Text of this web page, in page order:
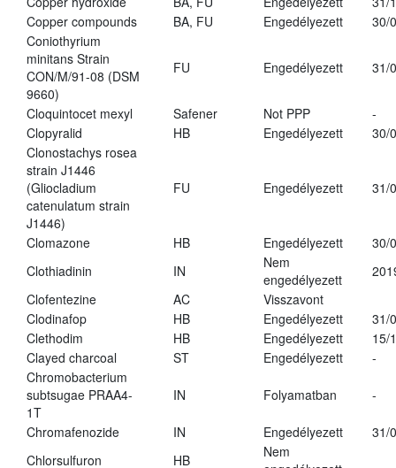
Copper compounds
BA, FU Engedélyezett
30/
Coniothyrium
minitans Strain
CON/M/91-08 (DSM
9660)
FU Engedélyezett 31/
Cloquintocet mexyl Safener Not PPP
-
Clopyralid
HB Engedélyezett
30/
Clonostachys rosea
strain J1446
(Gliocladium
catenulatum strain
J1446)
FU Engedélyezett 31/
Clomazone HB Engedélyezett
30/
Clothiadinin
IN
Nem
engedélyezett
Clofentezine
AC
Visszavont
Clodinafop
HB Engedélyezett
31/
Clethodim
HB Engedélyezett
15/
Clayed charcoal
ST Engedélyezett
-
Chromobacterium
subtsugae PRAA4-
1T
IN Folyamatban -
Chromafenozide IN Engedélyezett
31/
Chlorsulfuron
HB
Nem